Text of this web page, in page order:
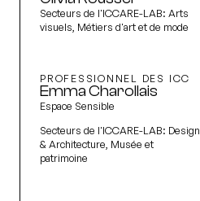
Secteurs de l'ICCARE-LAB: Arts
visuels, Métiers d'art et de mode
PROFESSIONNEL DES ICC
Emma Charollais
Espace Sensible
Secteurs de l'ICCARE-LAB: Design
& Architecture, Musée et
patrimoine